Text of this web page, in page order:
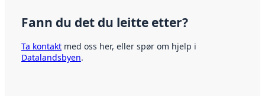
Fann du det du leitte etter?
Ta kontakt med oss her, eller spør om hjelp i
Datalandsbyen.